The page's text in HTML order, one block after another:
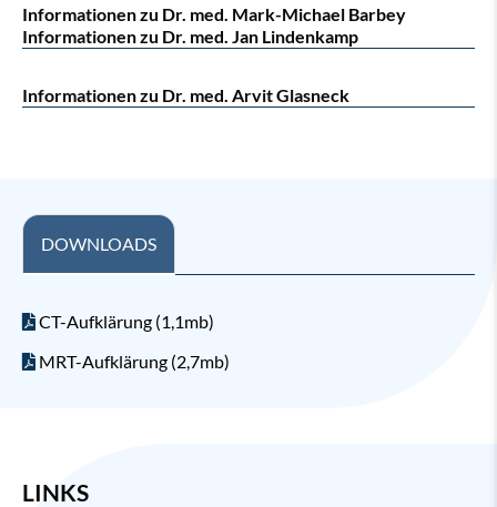
Informationen zu Dr. med. Mark-Michael Barbey
Informationen zu Dr. med. Jan Lindenkamp
Informationen zu Dr. med. Arvit Glasneck
DOWNLOADS
CT-Aufklärung (1,1mb)
MRT-Aufklärung (2,7mb)
LINKS